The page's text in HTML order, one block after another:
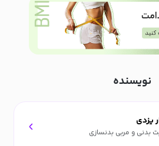
نویسنده
یزدی
بدنی و مربی بدنسازی